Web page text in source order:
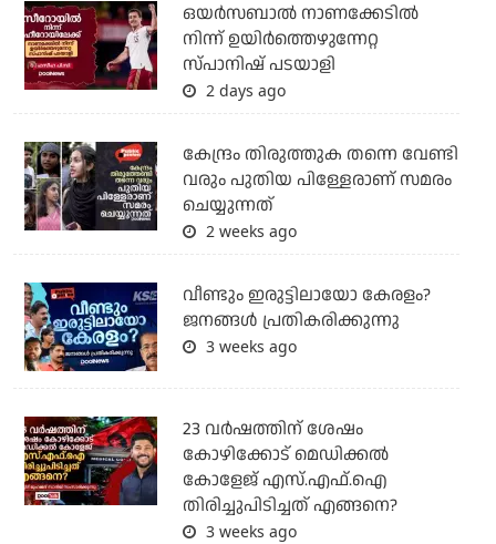
ഒയര്‍സബാൽ നാണക്കേടിൽ
നിന്ന് ഉയിർത്തെഴുന്നേറ്റ
സ്പാനിഷ് പടയാളി
2 days ago
കേന്ദ്രം തിരുത്തുക തന്നെ വേണ്ടി
വരും പുതിയ പിള്ളേരാണ് സമരം
ചെയ്യുന്നത്
2 weeks ago
വീണ്ടും ഇരുട്ടിലായോ കേരളം?
ജനങ്ങൾ പ്രതികരിക്കുന്നു
3 weeks ago
23 വർഷത്തിന് ശേഷം
കോഴിക്കോട് മെഡിക്കൽ
കോളേജ് എസ്.എഫ്.ഐ
തിരിച്ചുപിടിച്ചത് എങ്ങനെ?
3 weeks ago